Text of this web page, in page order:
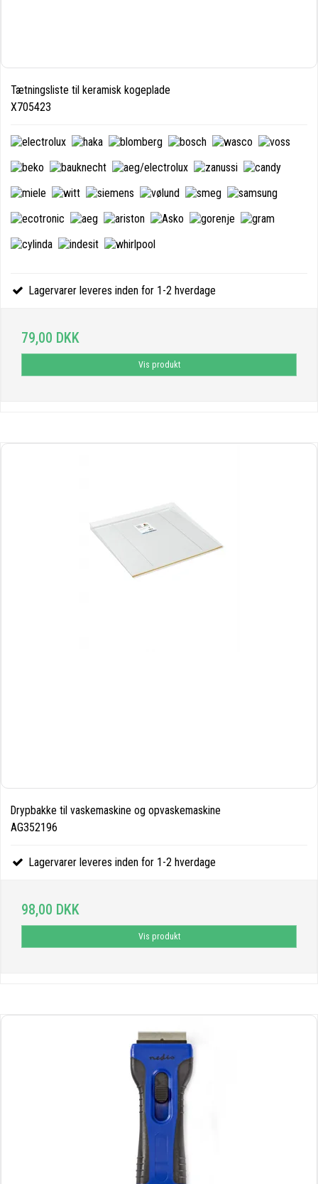
Tætningsliste til keramisk kogeplade
X705423
Lagervarer leveres inden for 1-2 hverdage
79,00 DKK
Vis produkt
Drypbakke til vaskemaskine og opvaskemaskine
AG352196
Lagervarer leveres inden for 1-2 hverdage
98,00 DKK
Vis produkt